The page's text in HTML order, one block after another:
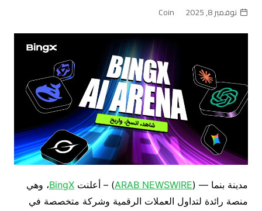
نوفمبر 8, 2025 Coin
مدينة بنما — (ARAB NEWSWIRE) – أعلنت BingX، وهي
منصة رائدة لتداول العملات الرقمية وشركة متخصصة في